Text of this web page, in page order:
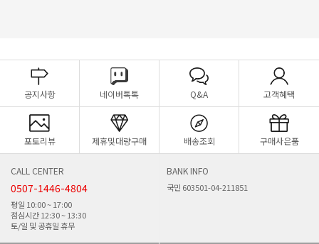
공지사항 네이버톡톡 Q&A 고객혜택
포토리뷰 제휴및대량구매 배송조회 구매사은품
CALL CENTER
0507-1446-4804
평일 10:00 ~ 17:00
점심시간 12:30 ~ 13:30
토/일 및 공휴일 휴무
BANK INFO
국민 603501-04-211851